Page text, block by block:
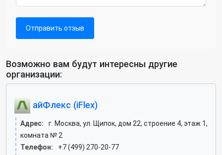
Отправить отзыв
Возможно вам будут интересны другие
организации:
айФлекс (iFlex)
Адрес:
г. Москва, ул. Щипок, дом 22, строение 4, этаж 1,
комната № 2
Телефон:
+7 (499) 270-20-77